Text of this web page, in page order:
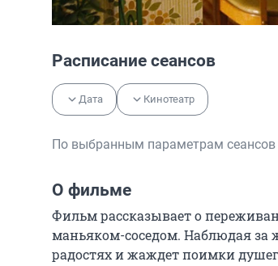
Расписание сеансов
Дата Кинотеатр
По выбранным параметрам сеансов
О фильме
Фильм рассказывает о
маньяком-соседом. Наблюдая за
радостях и жаждет поимки